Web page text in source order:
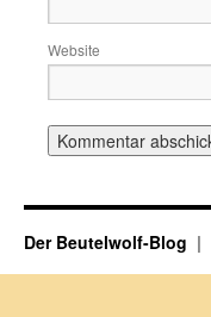
Website
Der Beutelwolf-Blog